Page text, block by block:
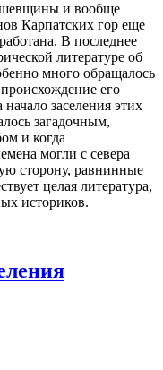
и вообще
Карпатских гор еще
В последнее
литературе об
много обращалось
его
начало заселения этих
загадочным,
и когда
могли с севера
сторону, равнинные
целая литература,
историков.